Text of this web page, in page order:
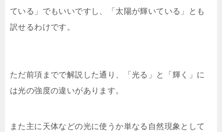
ている」でもいいですし、「太陽が輝いている」とも
訳せるわけです。
ただ前項までで解説した通り、「光る」と「輝く」に
は光の強度の違いがあります。
また主に天体などの光に使うか単なる自然現象として